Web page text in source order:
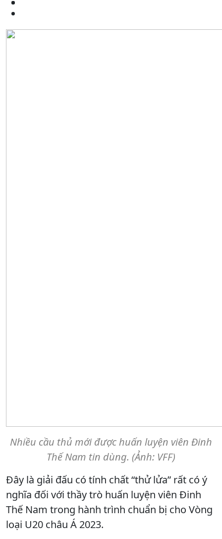
Nhiều cầu thủ mới được huấn luyện viên Đinh
Thế Nam tin dùng. (Ảnh: VFF)
Đây là giải đấu có tính chất “thử lửa” rất có ý
nghĩa đối với thầy trò huấn luyện viên Đinh
Thế Nam trong hành trình chuẩn bị cho Vòng
loại U20 châu Á 2023.